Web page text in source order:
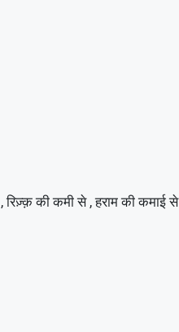
की कमी से , हराम की कमाई से